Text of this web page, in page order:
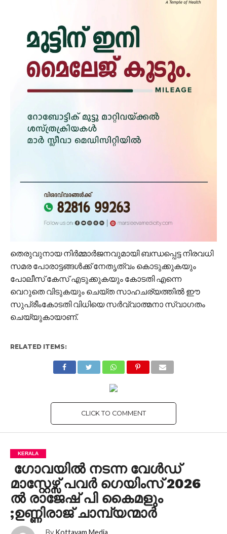
തെരുവുനായ നിർമ്മാർജനവുമായി ബന്ധപ്പെട്ട നിരവധി
സമര പോരാട്ടങ്ങൾക്ക് നേതൃത്വം കൊടുക്കുകയും
പോലീസ് കേസ് എടുക്കുകയും കോടതി എന്നെ
വെറുതെ വിടുകയും ചെയ്ത സാഹചര്യത്തിൽ ഈ
സുപ്രീംകോടതി വിധിയെ സർവ്വാത്മനാ സ്വാഗതം
ചെയ്യുകായാണ്.
RELATED ITEMS:
CLICK TO COMMENT
KERALA
ഗോവയിൽ നടന്ന വേൾഡ്
മാസ്റ്റേഴ്സ് പവർ ഗെയിംസ് 2026
ൽ രാജേഷ് പി കൈമളും
;ഉണ്ണിരാജ് ചാമ്പ്യന്മാർ